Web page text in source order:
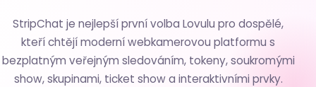
StripChat je nejlepší první volba Lovulu pro dospělé,
kteří chtějí moderní webkamerovou platformu s
bezplatným veřejným sledováním, tokeny, soukromými
show, skupinami, ticket show a interaktivními prvky.